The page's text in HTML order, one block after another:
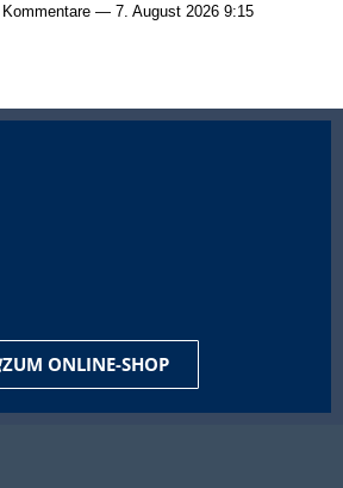
Kommentare — 7. August 2026 9:15
ZUM ONLINE-SHOP